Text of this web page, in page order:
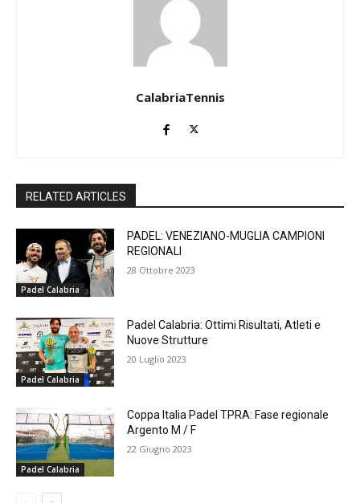
CalabriaTennis
RELATED ARTICLES
Padel Calabria
PADEL: VENEZIANO-MUGLIA CAMPIONI
REGIONALI
28 Ottobre 2023
Padel Calabria
Padel Calabria: Ottimi Risultati, Atleti e
Nuove Strutture
20 Luglio 2023
Padel Calabria
Coppa Italia Padel TPRA: Fase regionale
Argento M / F
22 Giugno 2023